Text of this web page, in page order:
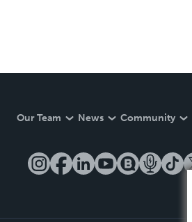
Our Team News Community